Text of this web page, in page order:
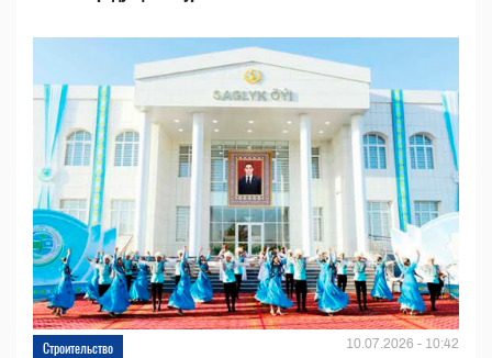
Строительство 10.07.2026 - 10:42